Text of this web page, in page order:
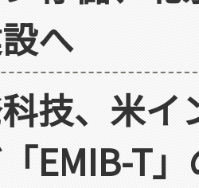
へ
技、米イ
EMIB-T